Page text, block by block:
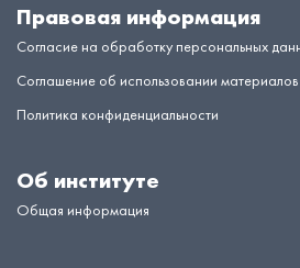
Правовая информация
Согласие на обработку персональных
Соглашение об использовании
Политика конфиденциальности
Об институте
Общая информация